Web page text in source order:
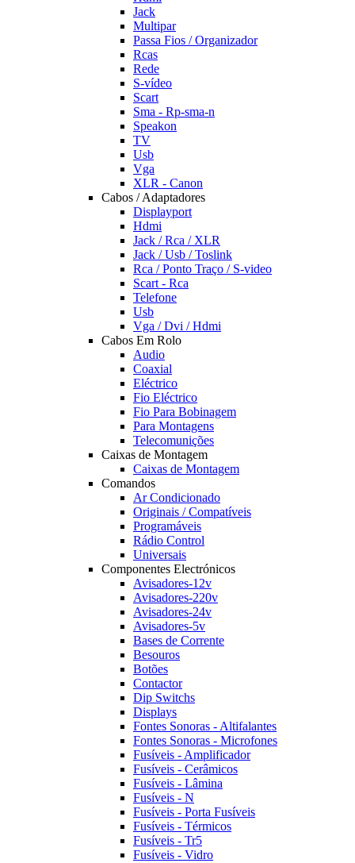
Jack
Multipar
Passa Fios / Organizador
Rcas
Rede
S-vídeo
Scart
Sma - Rp-sma-n
Speakon
TV
Usb
Vga
XLR - Canon
Cabos / Adaptadores
Displayport
Hdmi
Jack / Rca / XLR
Jack / Usb / Toslink
Rca / Ponto Traço / S-video
Scart - Rca
Telefone
Usb
Vga / Dvi / Hdmi
Cabos Em Rolo
Audio
Coaxial
Eléctrico
Fio Eléctrico
Fio Para Bobinagem
Para Montagens
Telecomunições
Caixas de Montagem
Caixas de Montagem
Comandos
Ar Condicionado
Originais / Compatíveis
Programáveis
Rádio Control
Universais
Componentes Electrónicos
Avisadores-12v
Avisadores-220v
Avisadores-24v
Avisadores-5v
Bases de Corrente
Besouros
Botões
Contactor
Dip Switchs
Displays
Fontes Sonoras - Altifalantes
Fontes Sonoras - Microfones
Fusíveis - Amplificador
Fusíveis - Cerâmicos
Fusíveis - Lâmina
Fusíveis - N
Fusíveis - Porta Fusíveis
Fusíveis - Térmicos
Fusíveis - Tr5
Fusíveis - Vidro